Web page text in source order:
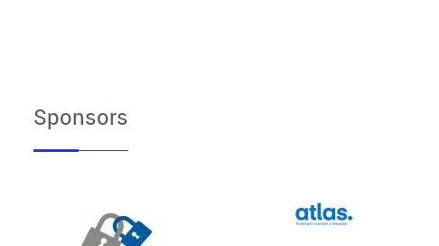
Sponsors